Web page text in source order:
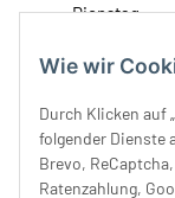
Wie wir
Durch Klicken auf
folgender Dienste
Brevo,
Ratenzahlung,
Dienstag:
Donnerstag:
Samstag:
Unser